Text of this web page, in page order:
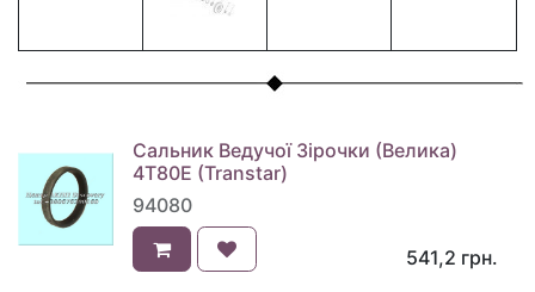
Сальник Ведучої Зірочки (Велика)
4T80E (Transtar)
94080
541,2 грн.